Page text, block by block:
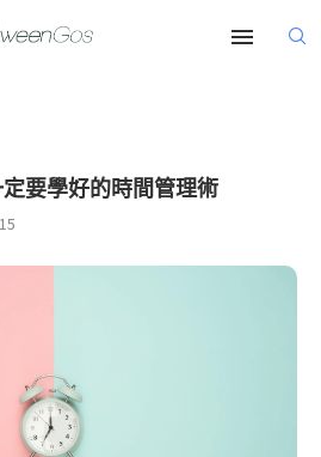
要學好的時間管理術